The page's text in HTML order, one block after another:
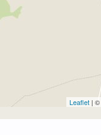
Leaflet | ©